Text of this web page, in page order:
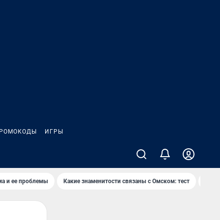
ИГРЫ
и ее проблемы Какие знаменитости связаны с Омском: тест